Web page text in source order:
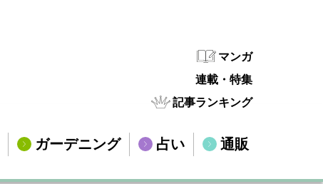
マンガ
連載・特集
記事ランキング
ガーデニング 占い 通販